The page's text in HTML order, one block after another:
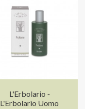
L'Erbolario -
L'Erbolario Uomo